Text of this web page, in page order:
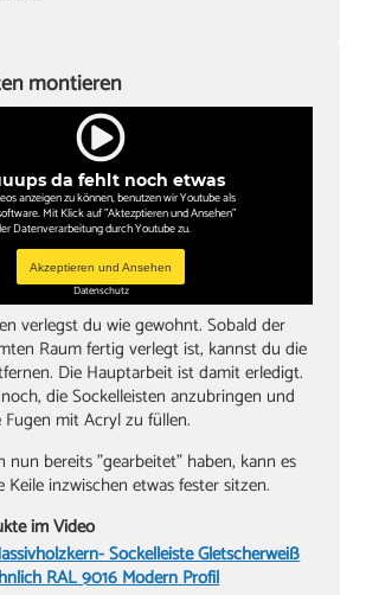
da fehlt noch etwas
anzeigen zu können, benutzen wir Youtube als
Mit Klick auf "Aktezptieren und Ansehen"
Datenverarbeitung durch Youtube zu.
Akzeptieren und Ansehen
Datenschutz
montieren
verlegst du wie gewohnt. Sobald der
Raum fertig verlegt ist, kannst du die
Die Hauptarbeit ist damit erledigt.
die Sockelleisten anzubringen und
mit Acryl zu füllen.
nun bereits "gearbeitet" haben, kann es
Keile inzwischen etwas fester sitzen.
im Video
Sockelleiste Gletscherweiß
RAL 9016 Modern Profil